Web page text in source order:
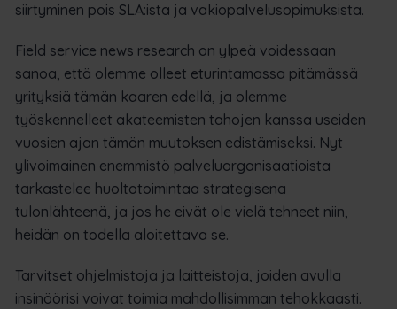
siirtyminen pois SLA:ista ja vakiopalvelusopimuksista.
Field service news research on ylpeä voidessaan
sanoa, että olemme olleet eturintamassa pitämässä
yrityksiä tämän kaaren edellä, ja olemme
työskennelleet akateemisten tahojen kanssa useiden
vuosien ajan tämän muutoksen edistämiseksi. Nyt
ylivoimainen enemmistö palveluorganisaatioista
tarkastelee huoltotoimintaa strategisena
tulonlähteenä, ja jos he eivät ole vielä tehneet niin,
heidän on todella aloitettava se.
Tarvitset ohjelmistoja ja laitteistoja, joiden avulla
insinöörisi voivat toimia mahdollisimman tehokkaasti.